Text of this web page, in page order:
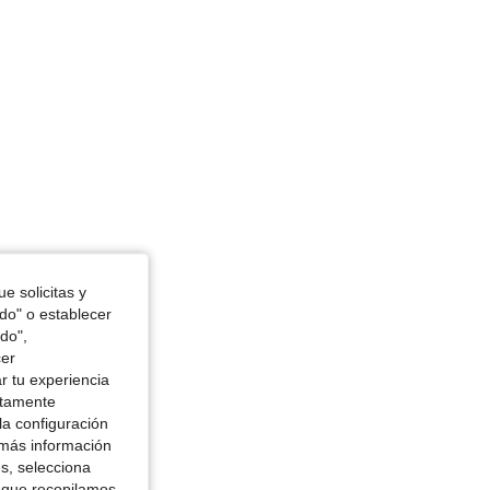
solicitas y
o establecer
tu experiencia
configuración
información
selecciona